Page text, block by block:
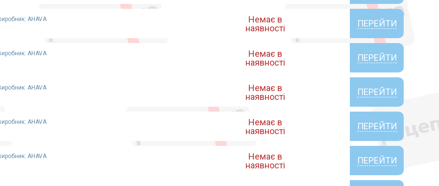
AHAVA
Немає в
наявності
ПЕРЕЙТИ
AHAVA
Немає в
наявності
ПЕРЕЙТИ
AHAVA
Немає в
наявності
ПЕРЕЙТИ
AHAVA
Немає в
наявності
ПЕРЕЙТИ
AHAVA
Немає в
наявності
ПЕРЕЙТИ